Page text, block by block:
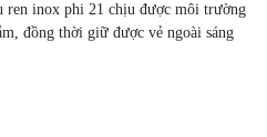
inox phi 21 chịu được môi trường
đồng thời giữ được vẻ ngoài sáng